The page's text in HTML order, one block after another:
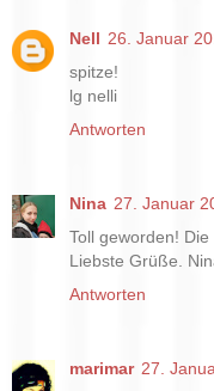
Nell 26. Januar
spitze!
lg nelli
Antworten
Nina 27. Januar
Toll geworden!
Liebste Grüße.
Antworten
marimar 27.